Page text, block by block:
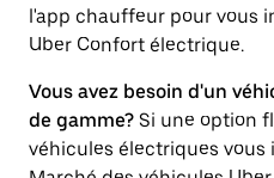
l'app chauffeur pour vous
Uber Confort électrique.
Vous avez besoin d'un
de gamme? Si une option
véhicules électriques vous